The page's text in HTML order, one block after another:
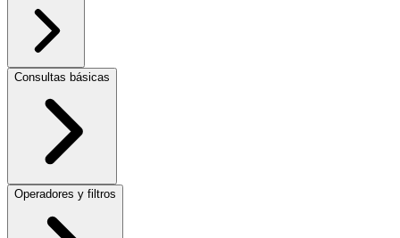
Consultas básicas
Operadores y filtros